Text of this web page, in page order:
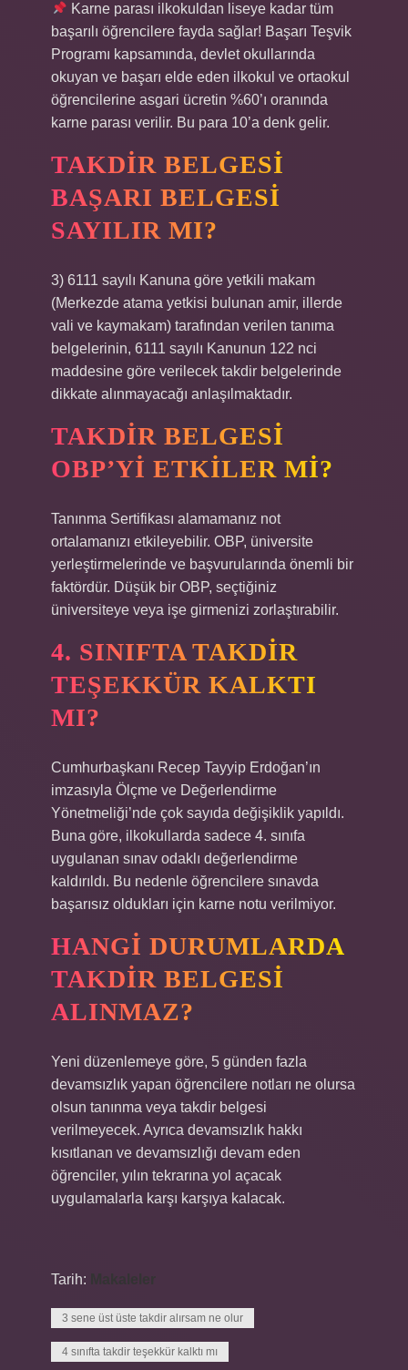
Karne parası ilkokuldan liseye kadar tüm
başarılı öğrencilere fayda sağlar! Başarı Teşvik
Programı kapsamında, devlet okullarında
okuyan ve başarı elde eden ilkokul ve ortaokul
öğrencilerine asgari ücretin %60’ı oranında
karne parası verilir. Bu para 10’a denk gelir.
TAKDIR BELGESI
BAŞARI BELGESI
SAYILIR MI?
3) 6111 sayılı Kanuna göre yetkili makam
(Merkezde atama yetkisi bulunan amir, illerde
vali ve kaymakam) tarafından verilen tanıma
belgelerinin, 6111 sayılı Kanunun 122 nci
maddesine göre verilecek takdir belgelerinde
dikkate alınmayacağı anlaşılmaktadır.
TAKDIR BELGESI
OBP’YI ETKILER MI?
Tanınma Sertifikası alamamanız not
ortalamanızı etkileyebilir. OBP, üniversite
yerleştirmelerinde ve başvurularında önemli bir
faktördür. Düşük bir OBP, seçtiğiniz
üniversiteye veya işe girmenizi zorlaştırabilir.
4. SINIFTA TAKDIR
TEŞEKKÜR KALKTI
MI?
Cumhurbaşkanı Recep Tayyip Erdoğan’ın
imzasıyla Ölçme ve Değerlendirme
Yönetmeliği’nde çok sayıda değişiklik yapıldı.
Buna göre, ilkokullarda sadece 4. sınıfa
uygulanan sınav odaklı değerlendirme
kaldırıldı. Bu nedenle öğrencilere sınavda
başarısız oldukları için karne notu verilmiyor.
HANGI DURUMLARDA
TAKDIR BELGESI
ALINMAZ?
Yeni düzenlemeye göre, 5 günden fazla
devamsızlık yapan öğrencilere notları ne olursa
olsun tanınma veya takdir belgesi
verilmeyecek. Ayrıca devamsızlık hakkı
kısıtlanan ve devamsızlığı devam eden
öğrenciler, yılın tekrarına yol açacak
uygulamalarla karşı karşıya kalacak.
Tarih:
3 sene üst üste takdir alırsam ne olur
4 sınıfta takdir teşekkür kalktı mı